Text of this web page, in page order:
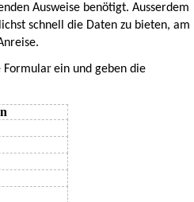
Ausweise benötigt. Ausserdem
schnell die Daten zu bieten, am
Formularein und geben die